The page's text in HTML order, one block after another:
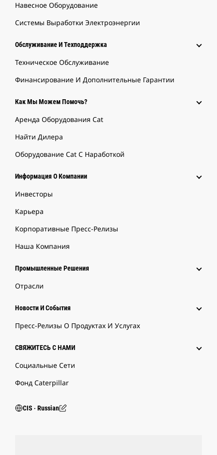
Навесное Оборудование
Системы Выработки Электроэнергии
Обслуживание И Техподдержка
Техническое Обслуживание
Финансирование И Дополнительные Гарантии
Как Мы Можем Помочь?
Аренда Оборудования Cat
Найти Дилера
Оборудование Cat С Наработкой
Информация О Компании
Инвесторы
Карьера
Корпоративные Пресс-Релизы
Наша Компания
Промышленные Решения
Отрасли
Новости И События
Пресс-Релизы О Продуктах И Услугах
СВЯЖИТЕСЬ С НАМИ
Социальные Сети
Фонд Caterpillar
CIS ‧ Russian